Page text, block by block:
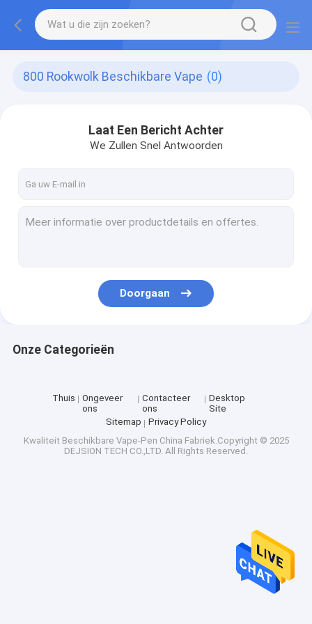
800 Rookwolk Beschikbare Vape (0)
Laat Een Bericht Achter
We Zullen Snel Antwoorden
Doorgaan
Onze Categorieën
Thuis
Ongeveer
ons
Contacteer
ons
Desktop
Site
Sitemap
Privacy Policy
Kwaliteit Beschikbare Vape-Pen China Fabriek.Copyright © 2025
DEJSION TECH CO.,LTD. All Rights Reserved.